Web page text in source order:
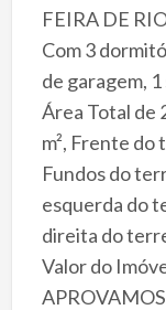
FEIRA DE
Com 3
de garagem,
Área Total de
m², Frente
Fundos do
esquerda do
direita do
Valor do